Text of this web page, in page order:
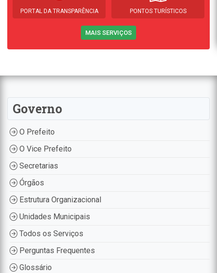
PORTAL DA TRANSPARÊNCIA PONTOS TURÍSTICOS
MAIS SERVIÇOS
Governo
O Prefeito
O Vice Prefeito
Secretarias
Órgãos
Estrutura Organizacional
Unidades Municipais
Todos os Serviços
Perguntas Frequentes
Glossário